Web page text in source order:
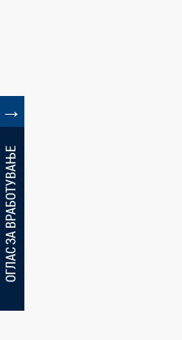
ОГЛАС ЗА ВРАБОТУВАЊЕ
→